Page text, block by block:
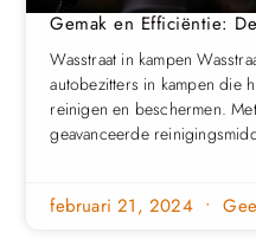
Gemak en Efficiëntie:
Wasstraat in kampen
autobezitters in kampen die
reinigen en beschermen.
geavanceerde
februari 21, 2024